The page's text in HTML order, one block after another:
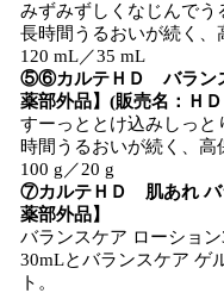
みずみずしくなじんでう
長時間うるおいが続く、
120 mL／35 mL
⑤⑥カルテＨＤ バラン
薬部外品】(販売名：Ｈ
すーっととけ込みしっ
時間うるおいが続く、高
100 g／20 g
⑦カルテＨＤ 肌あれ バ
薬部外品】
バランスケア ローショ
30mLとバランスケア ゲ
ト。